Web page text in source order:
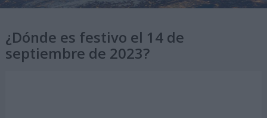
¿Dónde es festivo el 14 de
septiembre de 2023?